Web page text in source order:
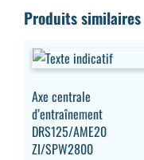
Produits similaires
Axe centrale
d’entraînement
DRS125/AME20
ZI/SPW2800